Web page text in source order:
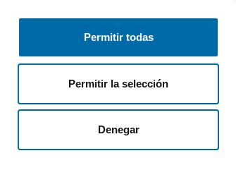
Permitir todas
Permitir la selección
Denegar
Publica gratis Inicia sesión
No dejes que te adelanten. Recibe en